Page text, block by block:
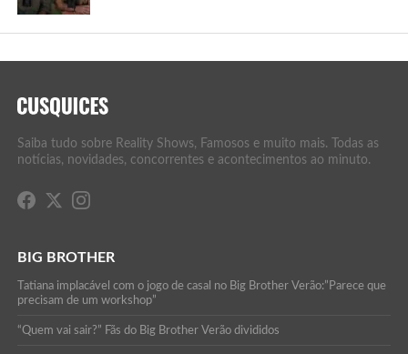
Saiba tudo sobre Reality Shows, Famosos e muito mais. Todas as
notícias, novidades, concorrentes e acontecimentos ao minuto.
BIG BROTHER
Tatiana implacável com o jogo de casal no Big Brother Verão:”Parece que
precisam de um workshop”
“Quem vai sair?” Fãs do Big Brother Verão divididos